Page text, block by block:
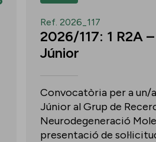
Ref. 2026_117
2026/117: 1 R2A
Júnior
Convocatòria per a un/
Júnior al Grup de
Neurodegeneració
presentació de